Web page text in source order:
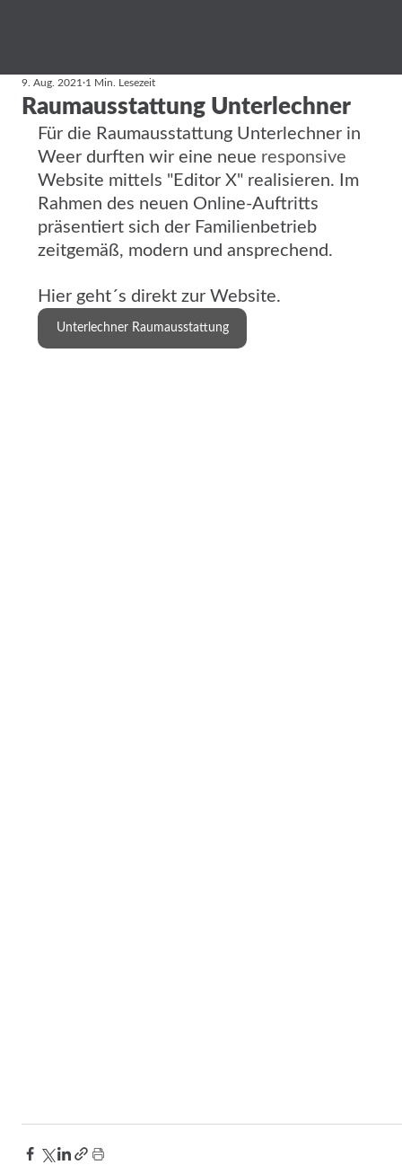
Raumausstattung Unterlechner
9. Aug. 2021 1 Min. Lesezeit
Für die Raumausstattung Unterlechner in
Weer durften wir eine neue responsive
Website mittels "Editor X" realisieren. Im
Rahmen des neuen Online-Auftritts
präsentiert sich der Familienbetrieb
zeitgemäß, modern und ansprechend.
Hier geht´s direkt zur Website.
Unterlechner Raumausstattung